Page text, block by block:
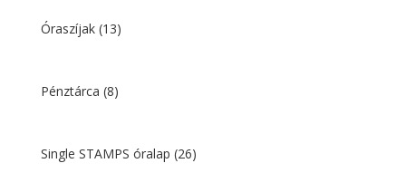
Óraszíjak (13)
Pénztárca (8)
Single STAMPS óralap (26)